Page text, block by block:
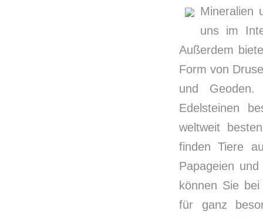
Mineralien
uns im
Außerdem
Form von
und
Edelsteinen
weltweit
finden Tiere
Papageien
können Sie
für ganz